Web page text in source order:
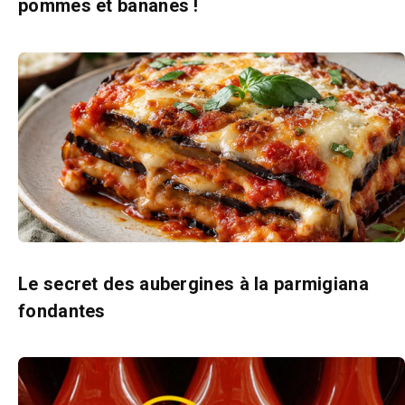
pommes et bananes !
Le secret des aubergines à la parmigiana
fondantes